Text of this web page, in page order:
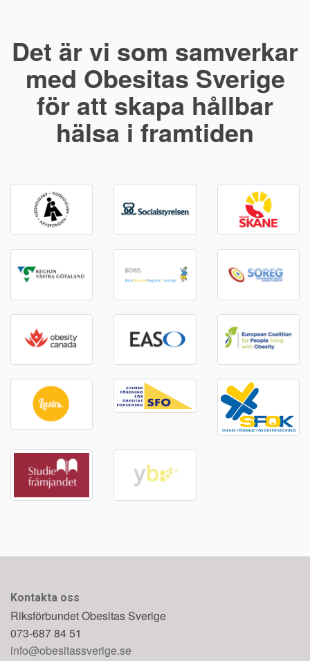
Det är vi som samverkar
med Obesitas Sverige
för att skapa hållbar
hälsa i framtiden
Kontakta oss
Riksförbundet Obesitas Sverige
073-687 84 51
info@obesitassverige.se